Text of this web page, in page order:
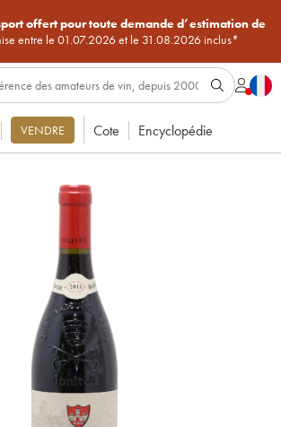
offert pour toute demande d’estimation de
entre le 01.07.2026 et le 31.08.2026 inclus*
VENDRE Cote Encyclopédie